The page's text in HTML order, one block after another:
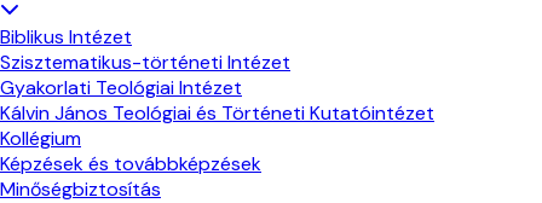
Biblikus Intézet
Szisztematikus-történeti Intézet
Gyakorlati Teológiai Intézet
Kálvin János Teológiai és Történeti Kutatóintézet
Kollégium
Képzések és továbbképzések
Minőségbiztosítás